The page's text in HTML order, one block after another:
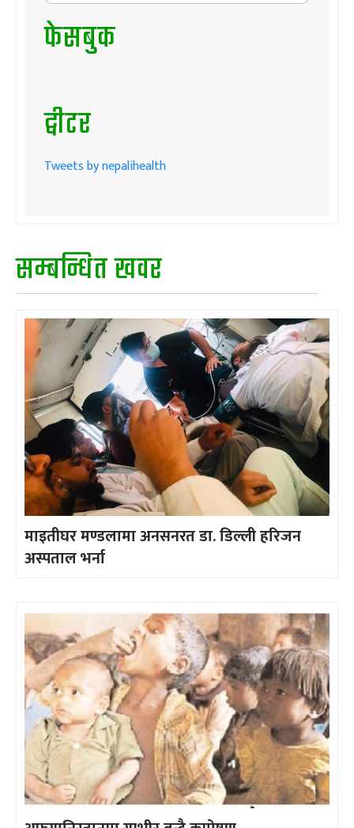
फेसबुक
ट्वीटर
Tweets by nepalihealth
सम्बन्धित खवर
माइतीघर मण्डलामा अनसनरत डा. डिल्ली हरिजन
अस्पताल भर्ना